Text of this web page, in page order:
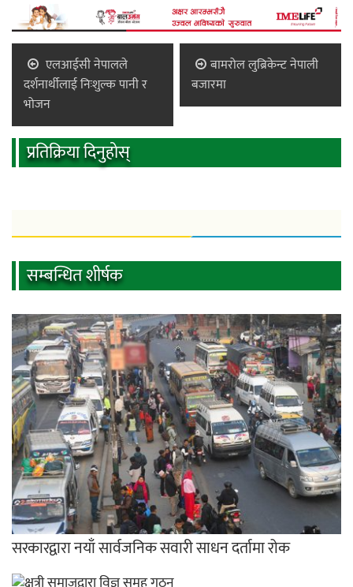
एलआईसी नेपालले
दर्शनार्थीलाई निःशुल्क पानी र
भोजन
बामरोल लुब्रिकेन्ट नेपाली
बजारमा
प्रतिक्रिया दिनुहोस्
सम्बन्धित शीर्षक
सरकारद्वारा नयाँ सार्वजनिक सवारी साधन दर्तामा रोक